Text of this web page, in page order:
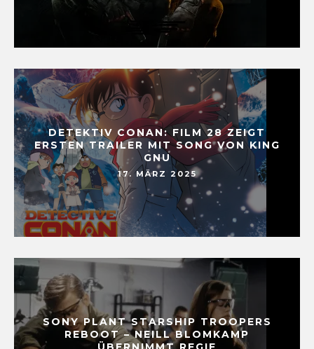
DETEKTIV CONAN: FILM 28 ZEIGT
ERSTEN TRAILER MIT SONG VON KING
GNU
17. MÄRZ 2025
SONY PLANT STARSHIP TROOPERS
REBOOT – NEILL BLOMKAMP